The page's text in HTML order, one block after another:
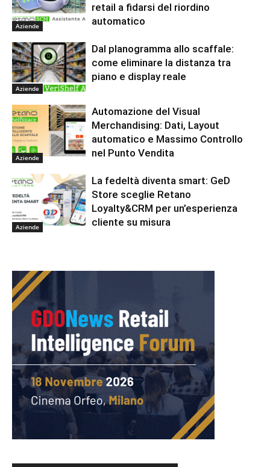
Aziende
retail a fidarsi del riordino
automatico
Aziende
Dal planogramma allo scaffale:
come eliminare la distanza tra
piano e display reale
Aziende
Automazione del Visual
Merchandising: Dati, Layout
automatico e Massimo Controllo
nel Punto Vendita
Aziende
La fedeltà diventa smart: GeD
Store sceglie Retano
Loyalty&CRM per un’esperienza
cliente su misura